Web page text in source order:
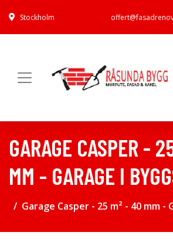
Stockholm
GARAGE CASPER -
MM - GARAGE I
Garage Casper - 25 m² - 40 mm -